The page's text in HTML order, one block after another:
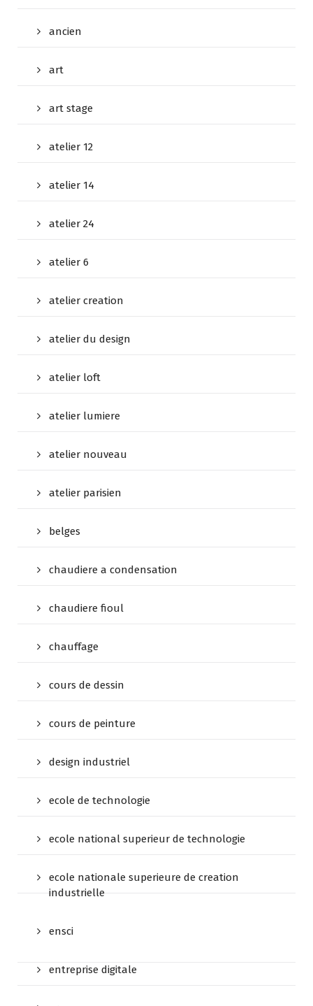
ancien
art
art stage
atelier 12
atelier 14
atelier 24
atelier 6
atelier creation
atelier du design
atelier loft
atelier lumiere
atelier nouveau
atelier parisien
belges
chaudiere a condensation
chaudiere fioul
chauffage
cours de dessin
cours de peinture
design industriel
ecole de technologie
ecole national superieur de technologie
ecole nationale superieure de creation
industrielle
ensci
entreprise digitale